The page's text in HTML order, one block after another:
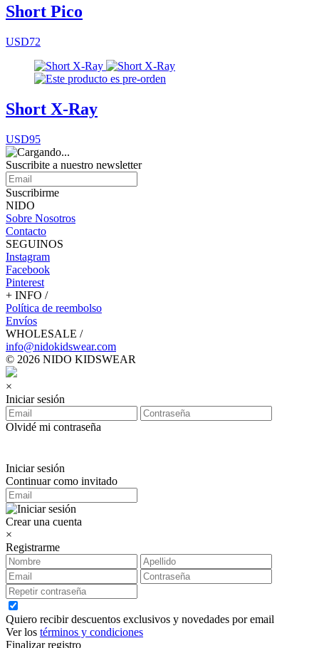
Short Pico
USD72
Short X-Ray
USD95
Suscribite a nuestro newsletter
Suscribirme
NIDO
Sobre Nosotros
Contacto
SEGUINOS
Instagram
Facebook
Pinterest
+ INFO /
Política de reembolso
Envíos
WHOLESALE /
info@nidokidswear.com
© 2026 NIDO KIDSWEAR
×
Iniciar sesión
Olvidé mi contraseña
Iniciar sesión
Continuar como invitado
Crear una cuenta
×
Registrarme
Quiero recibir descuentos exclusivos y novedades por email
Ver los términos y condiciones
Finalizar registro